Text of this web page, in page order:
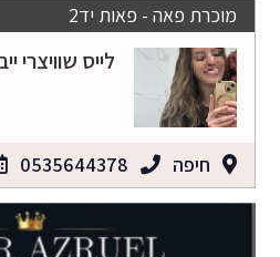
מוכרת פאה - פאות יד2
לייס שוויצרי
חיפה 0535644378